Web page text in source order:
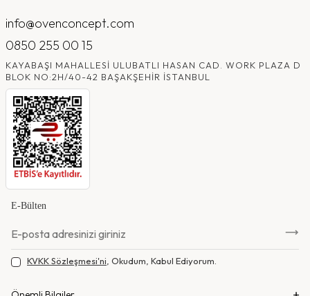
info@ovenconcept.com
0850 255 00 15
KAYABAŞI MAHALLESI ULUBATLI HASAN CAD. WORK PLAZA D
BLOK NO:2H/40-42 BAŞAKŞEHIR İSTANBUL
E-Bülten
KVKK Sözleşmesi'ni , Okudum, Kabul Ediyorum.